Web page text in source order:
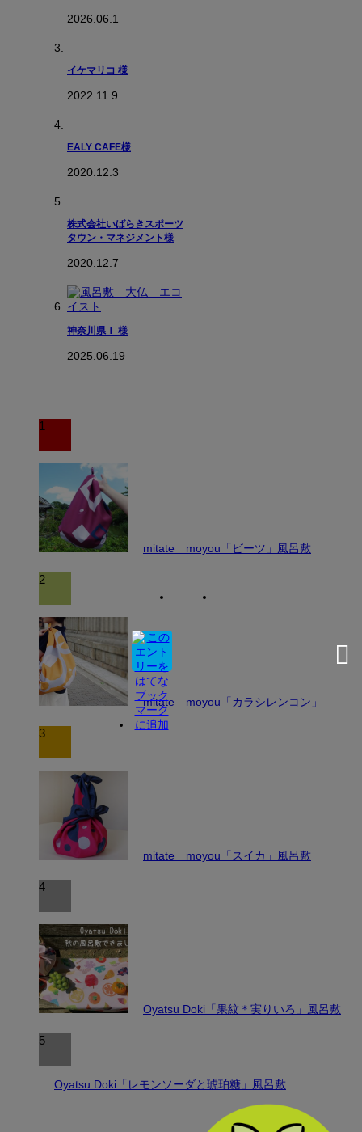
2026.06.1
イケマリコ 様
2022.11.9
EALY CAFE様
2020.12.3
株式会社いばらきスポーツ
タウン・マネジメント様
2020.12.7
神奈川県Ｉ 様
2025.06.19
1
mitate moyou「ビーツ」風呂敷
2
mitate moyou「カラシレンコン」
3
mitate moyou「スイカ」風呂敷
4
Oyatsu Doki「果紋＊実りいろ」風呂敷
5
Oyatsu Doki「レモンソーダと琥珀糖」風呂敷